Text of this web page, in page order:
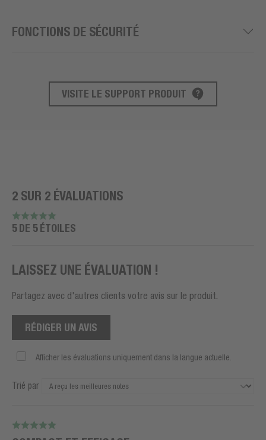
FONCTIONS DE SÉCURITÉ
SUPPORT PRODUIT
VISITE LE SUPPORT PRODUIT
2 SUR 2 ÉVALUATIONS
5 DE 5 ÉTOILES
LAISSEZ UNE ÉVALUATION !
Partagez avec d'autres clients votre avis sur le produit.
RÉDIGER UN AVIS
Afficher les évaluations uniquement dans la langue actuelle.
Trié par